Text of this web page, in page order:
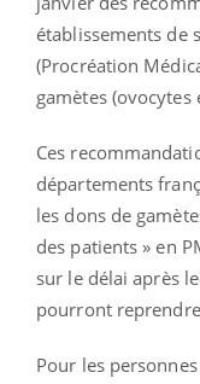
établissements de
(Procréation
gamètes
Ces
départements
les dons de
des patients » en
sur le délai après
pourront
Pour les